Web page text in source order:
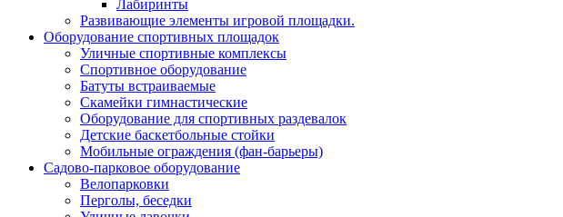
Лабиринты
Развивающие элементы игровой площадки.
Оборудование спортивных площадок
Уличные спортивные комплексы
Спортивное оборудование
Батуты встраиваемые
Скамейки гимнастические
Оборудование для спортивных раздевалок
Детские баскетбольные стойки
Мобильные ограждения (фан-барьеры)
Садово-парковое оборудование
Велопарковки
Перголы, беседки